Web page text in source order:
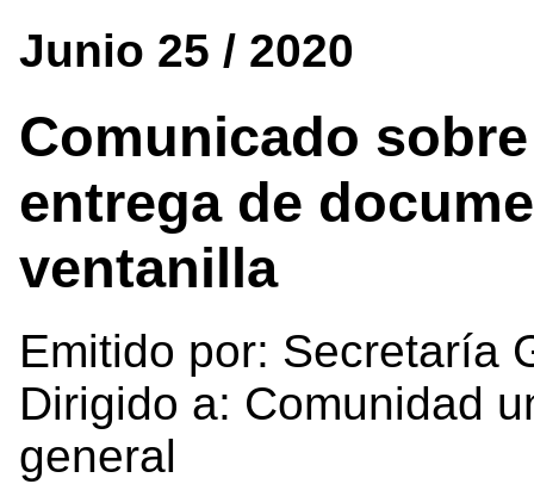
Junio 25 / 2020
Comunicado
entrega de
ventanilla
Emitido por: Secretaría
Dirigido a: Comunidad
general